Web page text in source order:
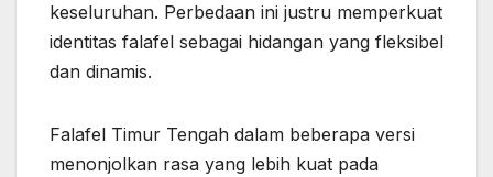
keseluruhan. Perbedaan ini justru memperkuat
identitas falafel sebagai hidangan yang fleksibel
dan dinamis.
Falafel Timur Tengah dalam beberapa versi
menonjolkan rasa yang lebih kuat pada